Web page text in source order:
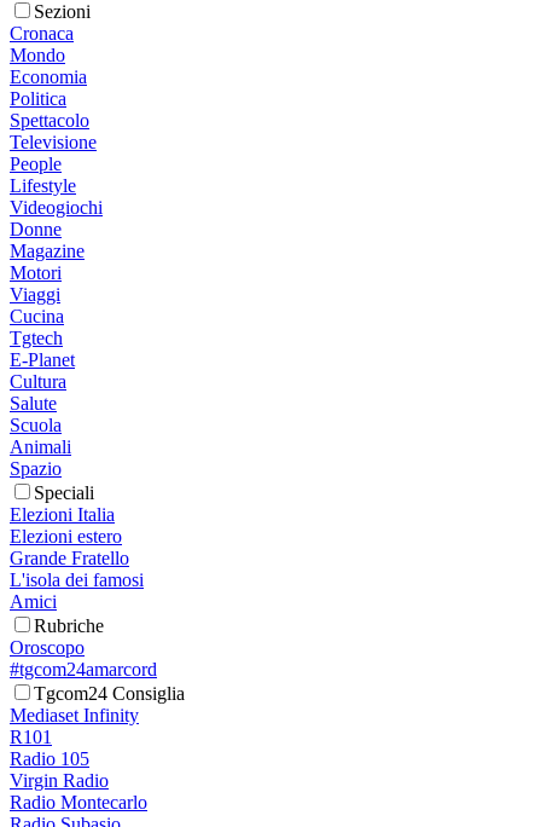
Sezioni
Cronaca
Mondo
Economia
Politica
Spettacolo
Televisione
People
Lifestyle
Videogiochi
Donne
Magazine
Motori
Viaggi
Cucina
Tgtech
E-Planet
Cultura
Salute
Scuola
Animali
Spazio
Speciali
Elezioni Italia
Elezioni estero
Grande Fratello
L'isola dei famosi
Amici
Rubriche
Oroscopo
#tgcom24amarcord
Tgcom24 Consiglia
Mediaset Infinity
R101
Radio 105
Virgin Radio
Radio Montecarlo